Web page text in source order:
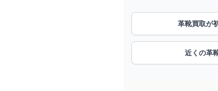
革靴買取が
近くの革